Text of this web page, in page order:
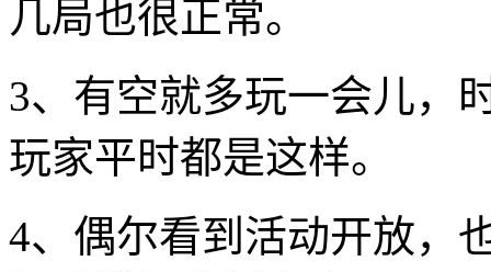
几局也很正常。
3、有空就多玩一会儿，
玩家平时都是这样。
4、偶尔看到活动开放，